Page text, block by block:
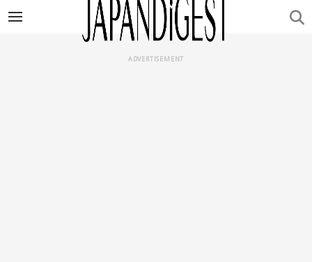
ADVERTISEMENT